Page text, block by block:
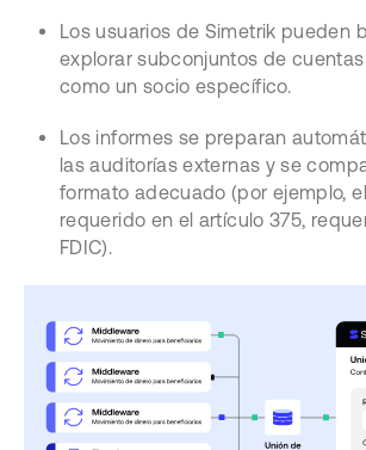
Los usuarios de Simetrik pueden
explorar subconjuntos de
como un socio específico.
Los informes se preparan
las auditorías externas y se
formato adecuado (por ejemplo,
requerido en el artículo 375,
FDIC).